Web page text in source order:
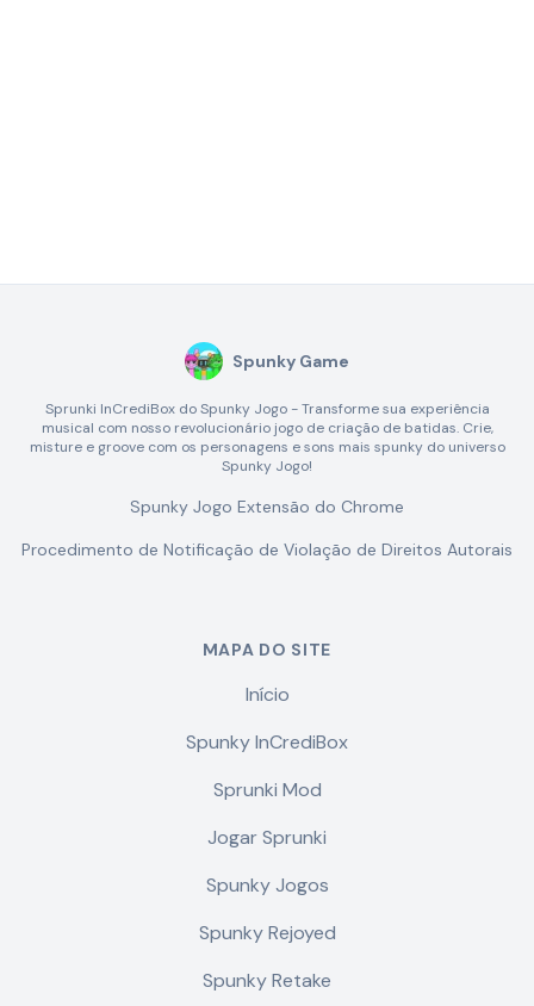
Spunky Game
Sprunki InCrediBox do Spunky Jogo - Transforme sua experiência
musical com nosso revolucionário jogo de criação de batidas. Crie,
misture e groove com os personagens e sons mais spunky do universo
Spunky Jogo!
Spunky Jogo Extensão do Chrome
Procedimento de Notificação de Violação de Direitos Autorais
MAPA DO SITE
Início
Spunky InCrediBox
Sprunki Mod
Jogar Sprunki
Spunky Jogos
Spunky Rejoyed
Spunky Retake